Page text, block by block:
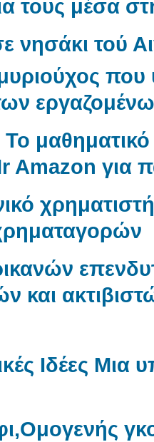
τους μέσα
νησάκι τού
που
Amazon για
και
Ιδέες Μια